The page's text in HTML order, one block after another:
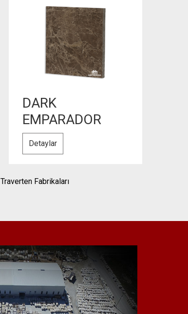
DARK
EMPARADOR
Detaylar
Traverten Fabrikaları